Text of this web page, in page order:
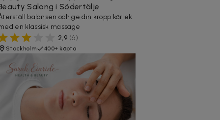
Salong i Södertälje
balansen och ge din kropp kärlek
en klassisk massage
2,9 (6)
Stockholm 400+ köpta